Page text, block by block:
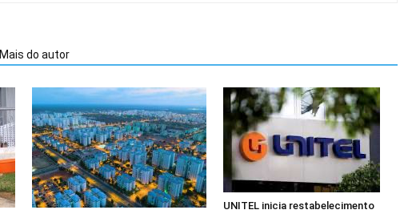
Mais do autor
UNITEL inicia restabelecimento